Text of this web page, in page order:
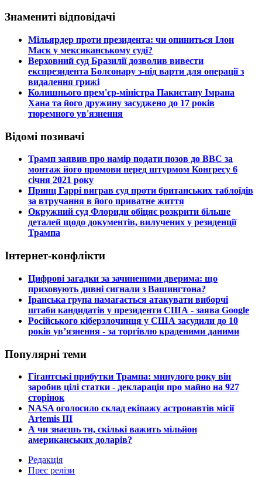
Знамениті відповідачі
​Мільярдер проти президента: чи опиниться Ілон
Маск у мексиканському суді?
​Верховний суд Бразилії дозволив вивести
експрезидента Болсонару з-під варти для операції з
видалення грижі
​Колишнього прем'єр-міністра Пакистану Імрана
Хана та його дружину засуджено до 17 років
тюремного ув'язнення
Відомі позивачі
​Трамп заявив про намір подати позов до ВВС за
монтаж його промови перед штурмом Конгресу 6
січня 2021 року
​Принц Гаррі виграв суд проти британських таблоїдів
за втручання в його приватне життя
​Окружний суд Флориди обіцяє розкрити більше
деталей щодо документів, вилучених у резиденції
Трампа
Інтернет-конфлікти
​Цифрові загадки за зачиненими дверима: що
приховують дивні сигнали з Вашингтона?
​Іранська група намагається атакувати виборчі
штаби кандидатів у президенти США - заява Google
​Російського кіберзлочинця у США засудили до 10
років ув’язнення - за торгівлю краденими даними
Популярні теми
​Гігантські прибутки Трампа: минулого року він
заробив цілі статки - декларація про майно на 927
сторінок
​NASA оголосило склад екіпажу астронавтів місії
Artemis III
​А чи знаєшь ти, скількі важить мільйон
американських доларів?
Редакція
Прес релізи